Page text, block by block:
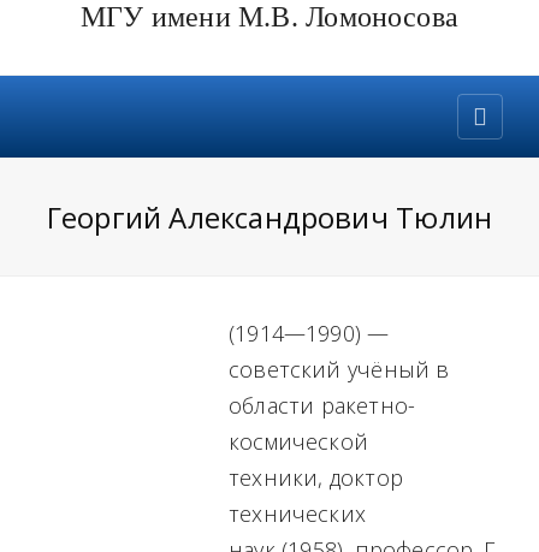
МГУ имени М.В. Ломоносова
Георгий Александрович Тюлин
(1914—1990) —
советский учёный в
области ракетно-
космической
техники, доктор
технических